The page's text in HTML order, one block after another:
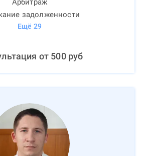
Арбитраж
задолженности
Ещё 29
от 500руб